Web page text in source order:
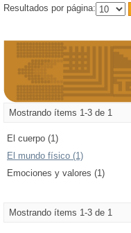
Resultados por página:
Mostrando ítems 1-3 de 1
El cuerpo (1)
El mundo físico (1)
Emociones y valores (1)
Mostrando ítems 1-3 de 1